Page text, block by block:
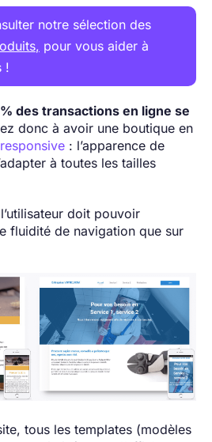
notre sélection des
, pour vous aider à
!
des transactions en ligne se
donc à avoir une boutique en
: l’apparence de
à toutes les tailles
doit pouvoir
fluidité de navigation que sur
tous les templates (modèles